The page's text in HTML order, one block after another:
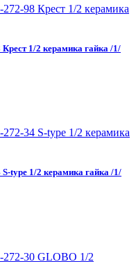
1/2 керамика гайка /1/
type 1/2 керамика гайка /1/